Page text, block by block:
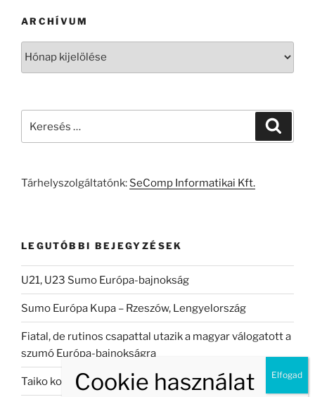
ARCHÍVUM
Tárhelyszolgáltatónk: SeComp Informatikai Kft.
LEGUTÓBBI BEJEGYZÉSEK
U21, U23 Sumo Európa-bajnokság
Sumo Európa Kupa – Rzeszów, Lengyelország
Fiatal, de rutinos csapattal utazik a magyar válogatott a
szumó Európa-bajnokságra
Taiko koncert Veszprémban